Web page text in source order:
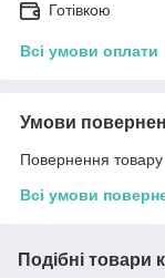
Готівкою
Всі умови оплати
Умови
Повернення
Всі умови
Подібні товари